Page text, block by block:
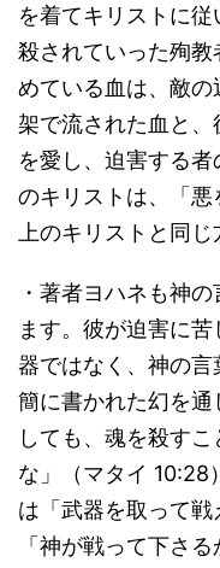
を着てキリストに
殺されていった殉
めている血は、敵
架で流された血と
を愛し、迫害する
のキリストは、「
上のキリストと同じ
・著者ヨハネも神
ます。彼が迫害に
器ではなく、神の
簡に書かれた幻を
しても、魂を殺す
な」（マタイ 10:28
は「武器を取って戦
「神が戦って下さ